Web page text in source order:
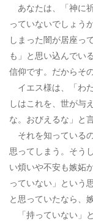
あなたは、「神に
っていないでしょう
しまった闇が居座っ
も」と思い込んでい
信仰です。だからそ
イエス様は、「わ
しはこれを、世が与
な。おびえるな」と
それを知っている
思ってしまう。そう
い煩いや不安も嫉妬
っていない」という
と思っていたなら、
「持っていない」